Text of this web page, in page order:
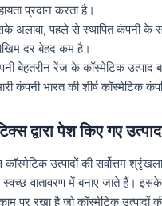
प्रदान करता है।
अलावा, पहले से स्थापित कंपनी के
दर बेहद कम है।
बेहतरीन रेंज के कॉस्मेटिक उत्पाद
कंपनी भारत की शीर्ष कॉस्मेटिक
द्वारा पेश किए गए उत्पाद
कॉस्मेटिक उत्पादों की सर्वोत्तम
स्वच्छ वातावरण में बनाए जाते हैं।
काम पर रखा है जो कॉस्मेटिक उत्पादों